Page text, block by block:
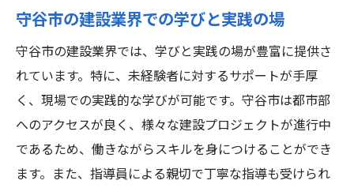
守谷市の建設業界での学びと実践の場
守谷市の建設業界では、学びと実践の場が豊富に提供さ
れています。特に、未経験者に対するサポートが手厚
く、現場での実践的な学びが可能です。守谷市は都市部
へのアクセスが良く、様々な建設プロジェクトが進行中
であるため、働きながらスキルを身につけることができ
ます。また、指導員による親切で丁寧な指導も受けられ